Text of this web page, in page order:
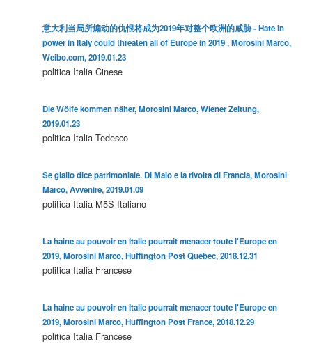
意大利当局所煽动的仇恨将成为2019年对整个欧洲的威胁 - Hate in
power in Italy could threaten all of Europe in 2019 , Morosini Marco,
Weibo.com, 2019.01.23
politica Italia Cinese
Die Wölfe kommen näher, Morosini Marco, Wiener Zeitung,
2019.01.23
politica Italia Tedesco
Se giallo dice patrimoniale. Di Maio e la rivolta di Francia, Morosini
Marco, Avvenire, 2019.01.09
politica Italia M5S Italiano
La haine au pouvoir en Italie pourrait menacer toute l'Europe en
2019, Morosini Marco, Huffington Post Québec, 2018.12.31
politica Italia Francese
La haine au pouvoir en Italie pourrait menacer toute l'Europe en
2019, Morosini Marco, Huffington Post France, 2018.12.29
politica Italia Francese